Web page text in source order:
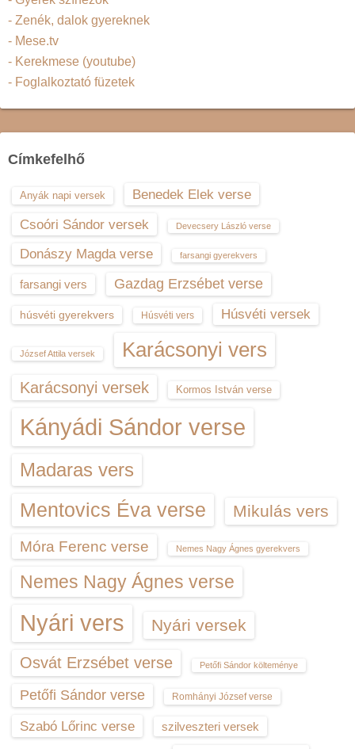
- Zenék, dalok gyereknek
- Mese.tv
- Kerekmese (youtube)
- Foglalkoztató füzetek
Címkefelhő
Anyák napi versek
Benedek Elek verse
Csoóri Sándor versek
Devecsery László verse
Donászy Magda verse farsangi gyerekvers
farsangi vers Gazdag Erzsébet verse
húsvéti gyerekvers Húsvéti vers Húsvéti versek
József Attila versek Karácsonyi vers
Karácsonyi versek Kormos István verse
Kányádi Sándor verse
Madaras vers
Mentovics Éva verse Mikulás vers
Móra Ferenc verse Nemes Nagy Ágnes gyerekvers
Nemes Nagy Ágnes verse
Nyári vers Nyári versek
Osvát Erzsébet verse Petőfi Sándor költeménye
Petőfi Sándor verse Romhányi József verse
Szabó Lőrinc verse szilveszteri versek